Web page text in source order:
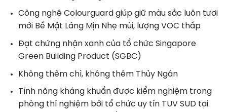
Công nghệ Colourguard giúp giữ màu sắc luôn tươi
mới Bề Mặt Láng Mịn Nhẹ mùi, lượng VOC thấp
Đạt chứng nhận xanh của tổ chức Singapore
Green Building Product (SGBC)
Không thêm chì, không thêm Thủy Ngân
Tính năng kháng khuẩn được kiểm nghiệm trong
phòng thí nghiệm bởi tổ chức uy tín TUV SUD tại